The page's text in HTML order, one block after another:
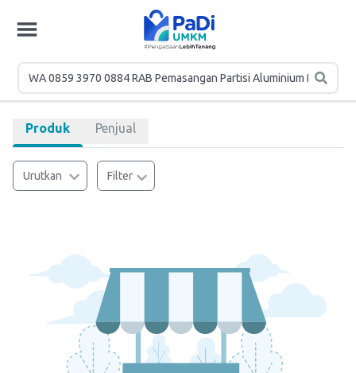
Produk Penjual
Urutkan Filter